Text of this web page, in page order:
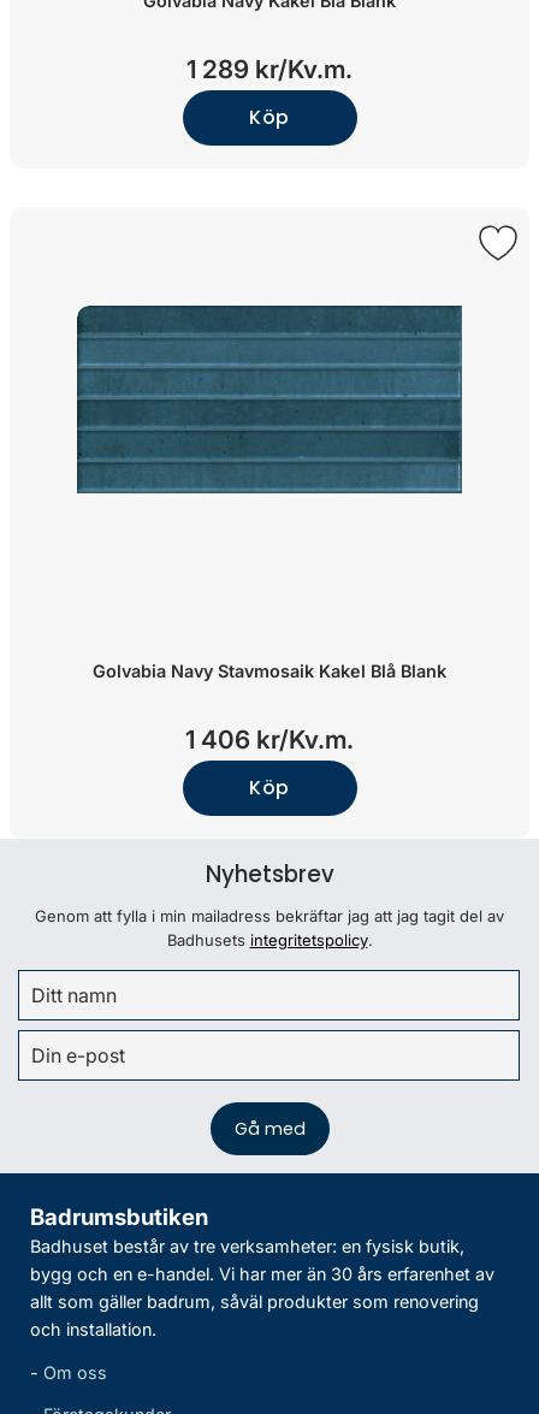
1 289 kr/Kv.m.
Köp
Golvabia Navy Stavmosaik Kakel Blå Blank
1 406 kr/Kv.m.
Köp
Nyhetsbrev
Genom att fylla i min mailadress bekräftar jag att jag tagit del av
Badhusets integritetspolicy.
Badrumsbutiken
Badhuset består av tre verksamheter: en fysisk butik,
bygg och en e-handel. Vi har mer än 30 års erfarenhet av
allt som gäller badrum, såväl produkter som renovering
och installation.
- Om oss